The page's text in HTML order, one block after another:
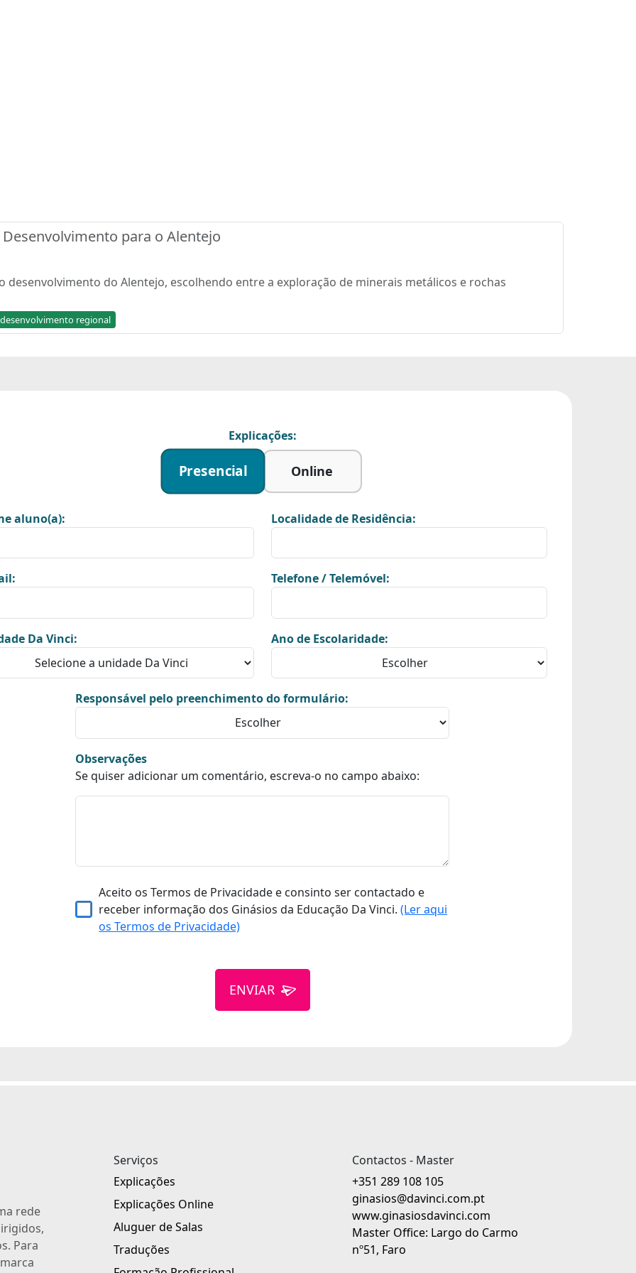
para o Alentejo
desenvolvimento do Alentejo, escolhendo entre a exploração de minerais metálicos e rochas
regional
Explicações:
Presencial Online
aluno(a): Localidade de Residência:
Telefone / Telemóvel:
Da Vinci: Ano de Escolaridade:
Responsável pelo preenchimento do formulário:
Observações
Se quiser adicionar um comentário, escreva-o no campo abaixo:
Aceito os Termos de Privacidade e consinto ser contactado e
receber informação dos Ginásios da Educação Da Vinci.(Ler aqui
os Termos de Privacidade)
ENVIAR
rede
Para
Serviços
Explicações
Explicações Online
Aluguer de Salas
Traduções
Contactos - Master
+351 289 108 105
ginasios@davinci.com.pt
www.ginasiosdavinci.com
Master Office: Largo do Carmo
nº51, Faro